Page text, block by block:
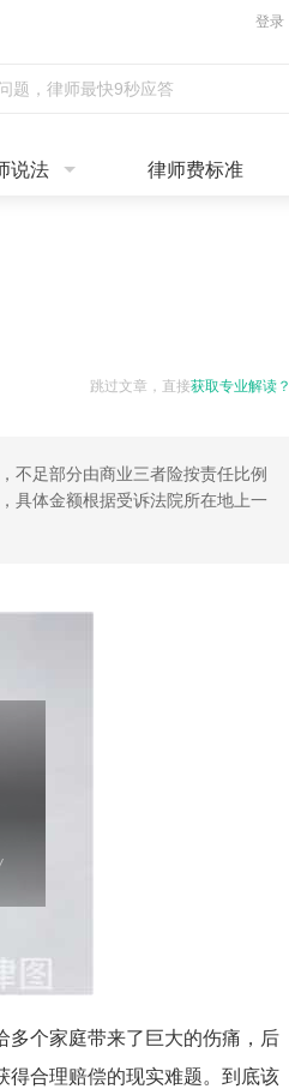
登录
题，律师最快9秒应答
说法 律师费标准
跳过文章，直接获取专业解读？
不足部分由商业三者险按责任比例
具体金额根据受诉法院所在地上一
多个家庭带来了巨大的伤痛，后
得合理赔偿的现实难题。到底该